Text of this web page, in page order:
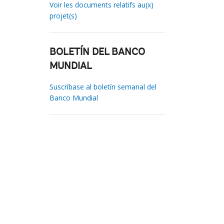
Voir les documents relatifs au(x)
projet(s)
BOLETÍN DEL BANCO
MUNDIAL
Suscríbase al boletín semanal del
Banco Mundial